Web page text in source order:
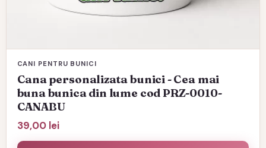
CANI PENTRU BUNICI
Cana personalizata bunici - Cea mai
buna bunica din lume cod PRZ-0010-
CANABU
39,00 lei